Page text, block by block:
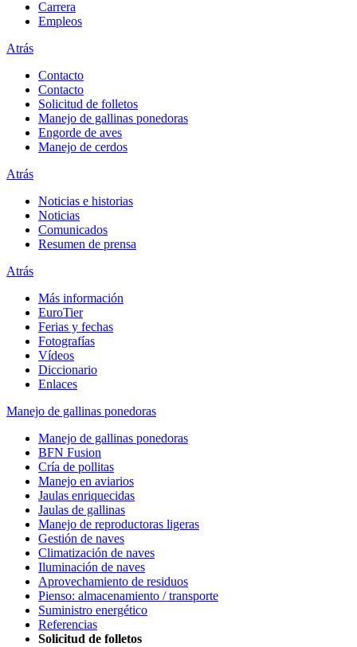
Carrera
Empleos
Atrás
Contacto
Contacto
Solicitud de folletos
Manejo de gallinas ponedoras
Engorde de aves
Manejo de cerdos
Atrás
Noticias e historias
Noticias
Comunicados
Resumen de prensa
Atrás
Más información
EuroTier
Ferias y fechas
Fotografías
Vídeos
Diccionario
Enlaces
Manejo de gallinas ponedoras
Manejo de gallinas ponedoras
BFN Fusion
Cría de pollitas
Manejo en aviarios
Jaulas enriquecidas
Jaulas de gallinas
Manejo de reproductoras ligeras
Gestión de naves
Climatización de naves
Iluminación de naves
Aprovechamiento de residuos
Pienso: almacenamiento / transporte
Suministro energético
Referencias
Solicitud de folletos